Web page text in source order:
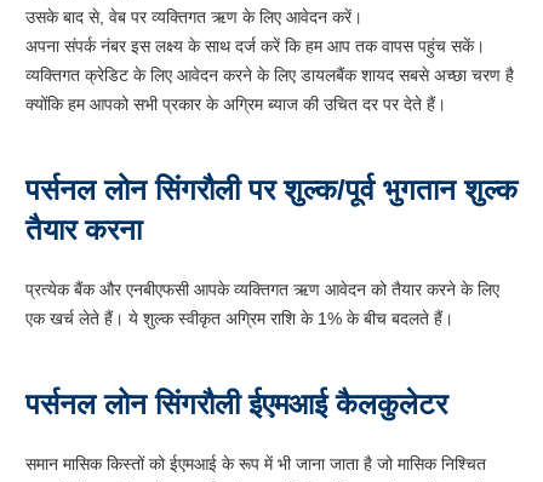
उसके बाद से, वेब पर व्यक्तिगत ऋण के लिए आवेदन करें।
अपना संपर्क नंबर इस लक्ष्य के साथ दर्ज करें कि हम आप तक वापस पहुंच सकें।
व्यक्तिगत क्रेडिट के लिए आवेदन करने के लिए डायलबैंक शायद सबसे अच्छा चरण है
क्योंकि हम आपको सभी प्रकार के अग्रिम ब्याज की उचित दर पर देते हैं।
पर्सनल लोन सिंगरौली पर शुल्क/पूर्व भुगतान शुल्क
तैयार करना
प्रत्येक बैंक और एनबीएफसी आपके व्यक्तिगत ऋण आवेदन को तैयार करने के लिए
एक खर्च लेते हैं। ये शुल्क स्वीकृत अग्रिम राशि के 1% के बीच बदलते हैं।
पर्सनल लोन सिंगरौली ईएमआई कैलकुलेटर
समान मासिक किस्तों को ईएमआई के रूप में भी जाना जाता है जो मासिक निश्चित